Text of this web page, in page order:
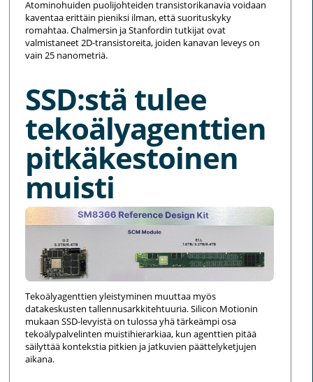
Atominohuiden puolijohteiden transistorikanavia voidaan
kaventaa erittäin pieniksi ilman, että suorituskyky
romahtaa. Chalmersin ja Stanfordin tutkijat ovat
valmistaneet 2D-transistoreita, joiden kanavan leveys on
vain 25 nanometriä.
SSD:stä tulee
tekoälyagenttien
pitkäkestoinen
muisti
Tekoälyagenttien yleistyminen muuttaa myös
datakeskusten tallennusarkkitehtuuria. Silicon Motionin
mukaan SSD-levyistä on tulossa yhä tärkeämpi osa
tekoälypalvelinten muistihierarkiaa, kun agenttien pitää
säilyttää kontekstia pitkien ja jatkuvien päättelyketjujen
aikana.